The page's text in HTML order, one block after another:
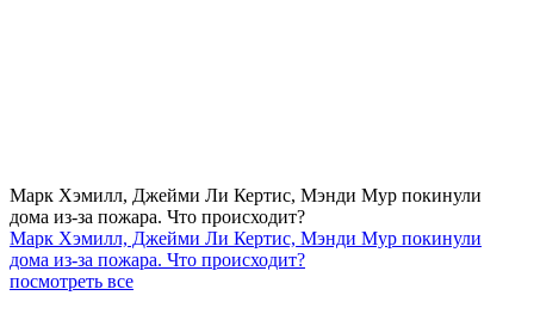
Марк Хэмилл, Джейми Ли Кертис, Мэнди Мур покинули
дома из-за пожара. Что происходит?
Марк Хэмилл, Джейми Ли Кертис, Мэнди Мур покинули
дома из-за пожара. Что происходит?
посмотреть все